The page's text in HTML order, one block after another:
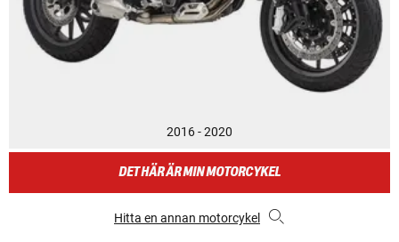
2016 - 2020
DET HÄR ÄR MIN MOTORCYKEL
Hitta en annan motorcykel